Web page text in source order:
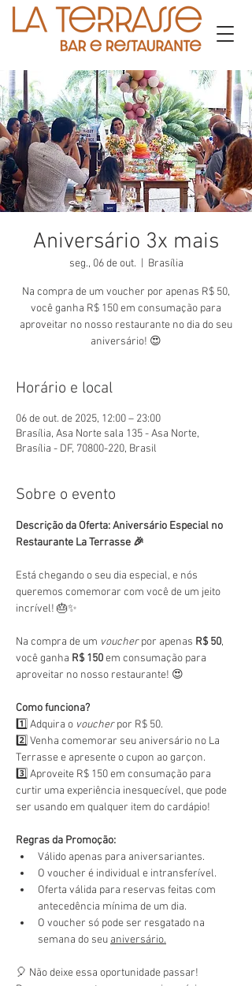
Aniversário 3x mais
seg., 06 de out. Brasília
Na compra de um voucher por apenas R$ 50,
você ganha R$ 150 em consumação para
aproveitar no nosso restaurante no dia do seu
aniversário! 😍
Horário e local
06 de out. de 2025, 12:00 – 23:00
Brasília, Asa Norte sala 135 - Asa Norte,
Brasília - DF, 70800-220, Brasil
Sobre o evento
Descrição da Oferta: Aniversário Especial no
Restaurante La Terrasse 🎉
Está chegando o seu dia especial, e nós
queremos comemorar com você de um jeito
incrível! 🎂✨
Na compra de um voucher por apenas R$ 50,
você ganha R$ 150 em consumação para
aproveitar no nosso restaurante! 😍
Como funciona?
1️⃣ Adquira o voucher por R$ 50.
2️⃣ Venha comemorar seu aniversário no La
Terrasse e apresente o cupon ao garçon.
3️⃣ Aproveite R$ 150 em consumação para
curtir uma experiência inesquecível, que pode
ser usando em qualquer item do cardápio!
Regras da Promoção:
Válido apenas para aniversariantes.
O voucher é individual e intransferível.
Oferta válida para reservas feitas com
antecedência mínima de um dia.
O voucher só pode ser resgatado na
semana do seu aniversário.
🎈 Não deixe essa oportunidade passar!